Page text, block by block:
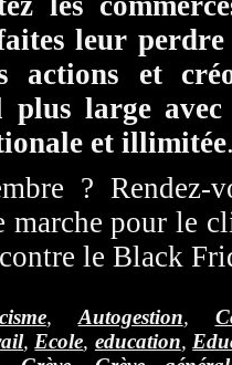
leur perdre
actions et
plus large
et illimitée
?
marche pour le
le Black
, Autogestion,
, Ecole, education,